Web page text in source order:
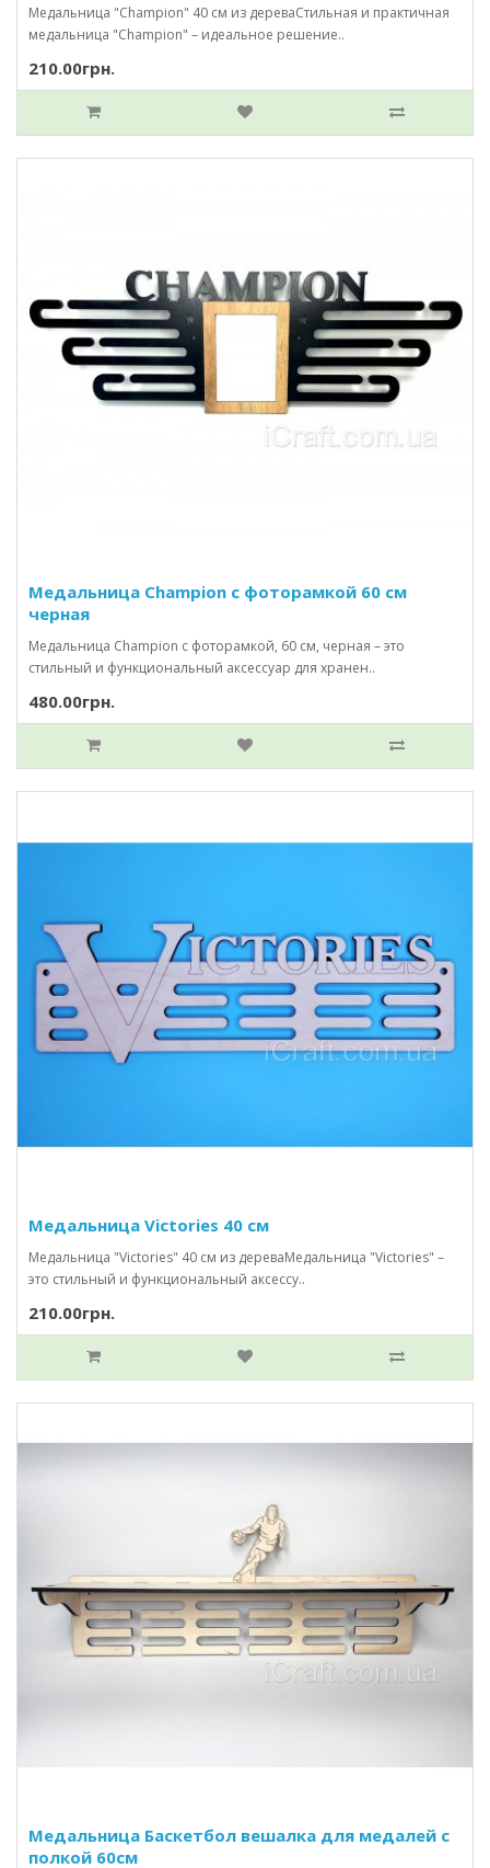
Медальница "Champion" 40 см из дереваСтильная и практичная
медальница "Champion" – идеальное решение..
210.00грн.
Медальница Champion с фоторамкой 60 см
черная
Медальница Champion с фоторамкой, 60 см, черная – это
стильный и функциональный аксессуар для хранен..
480.00грн.
Медальница Victories 40 см
Медальница "Victories" 40 см из дереваМедальница "Victories" –
это стильный и функциональный аксессу..
210.00грн.
Медальница Баскетбол вешалка для медалей с
полкой 60см